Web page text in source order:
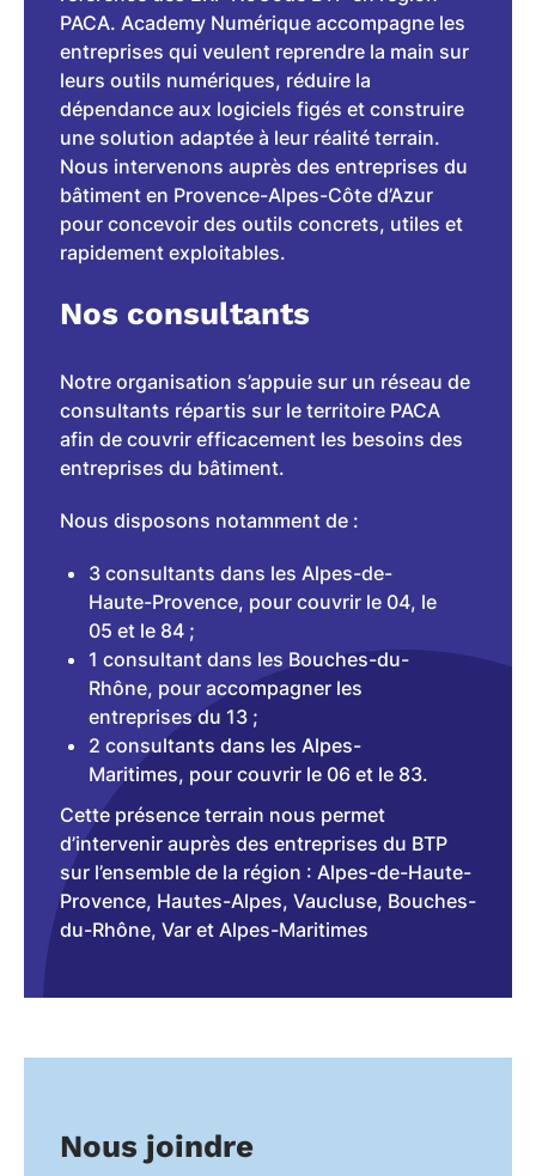
PACA. Academy Numérique accompagne les
entreprises qui veulent reprendre la main sur
leurs outils numériques, réduire la
dépendance aux logiciels figés et construire
une solution adaptée à leur réalité terrain.
Nous intervenons auprès des entreprises du
bâtiment en Provence-Alpes-Côte d’Azur
pour concevoir des outils concrets, utiles et
rapidement exploitables.
Nos consultants
Notre organisation s’appuie sur un réseau de
consultants répartis sur le territoire PACA
afin de couvrir efficacement les besoins des
entreprises du bâtiment.
Nous disposons notamment de :
3 consultants dans les Alpes-de-
Haute-Provence, pour couvrir le 04, le
05 et le 84 ;
1 consultant dans les Bouches-du-
Rhône, pour accompagner les
entreprises du 13 ;
2 consultants dans les Alpes-
Maritimes, pour couvrir le 06 et le 83.
Cette présence terrain nous permet
d’intervenir auprès des entreprises du BTP
sur l’ensemble de la région : Alpes-de-Haute-
Provence, Hautes-Alpes, Vaucluse, Bouches-
du-Rhône, Var et Alpes-Maritimes
Nous joindre